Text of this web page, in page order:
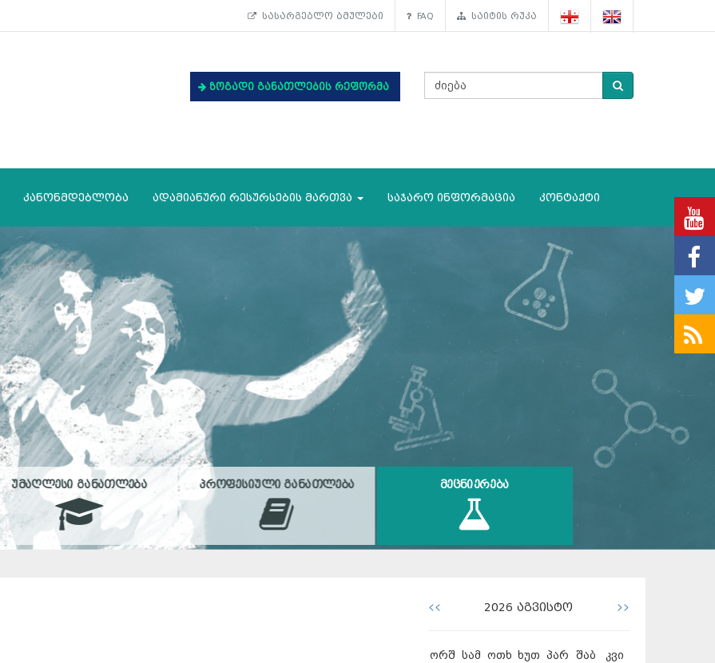
სასარგებლო ბმულები FAQ საიტის რუკა
ზოგადი განათლების რეფორმა
კანონმდებლობა ადამიანური რესურსების მართვა საჯარო ინფორმაცია კონტაქტი
ᲣᲛᲐᲦᲚᲔᲡᲘ ᲒᲐᲜᲐᲗᲚᲔᲑᲐ ᲞᲠᲝᲤᲔᲡᲘᲣᲚᲘ ᲒᲐᲜᲐᲗᲚᲔᲑᲐ ᲛᲔᲪᲜᲘᲔᲠᲔᲑᲐ
<< 2026 აგვისტო >>
ორშ სამ ოთხ ხუთ პარ შაბ კვი